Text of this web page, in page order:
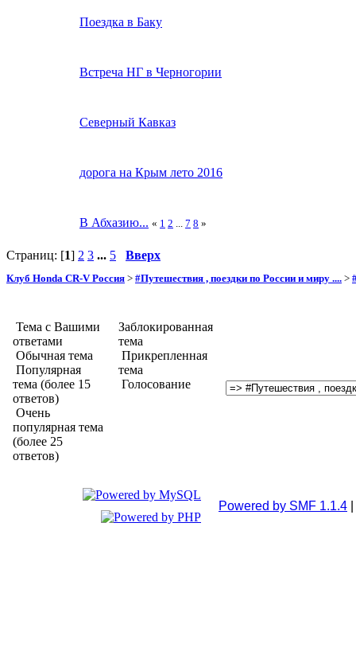
Поездка в Баку
Встреча НГ в Черногории
Северный Кавказ
дорога на Крым лето 2016
В Абхазию... « 1 2 7 8 »
Страниц: [1] 2 3 ... 5 Вверх
Клуб Honda CR-V Россия > #Путешествия , поездки по России и миру .... >
Тема с Вашими
ответами
Обычная тема
Популярная
тема (более 15
ответов)
Очень
популярная тема
(более 25
ответов)
Заблокированная
тема
Прикрепленная
тема
Голосование
Powered by SMF 1.1.4